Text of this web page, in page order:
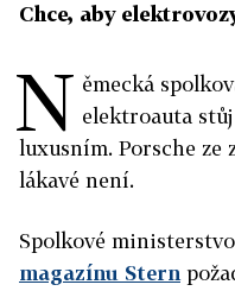
Chce, aby
N ěmecká
elektroauta
luxusním. Porsche ze
lákavé není.
Spolkové
magazínu Stern